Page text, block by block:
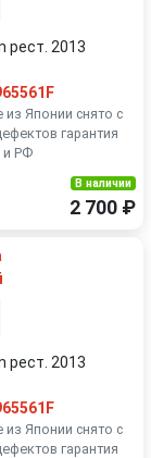
рест. 2013
из Японии снято с
гарантия
и РФ
В наличии
2 700 ₽
рест. 2013
из Японии снято с
гарантия